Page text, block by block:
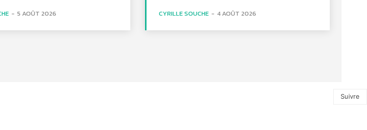
- 5 AOÛT 2026 CYRILLE SOUCHE - 4 AOÛT 2026
Suivre